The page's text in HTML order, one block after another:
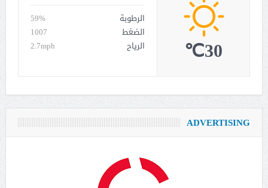
الرطوبة
59%
الضغط
1007
الرياح
2.7mph 30℃
ADVERTISING